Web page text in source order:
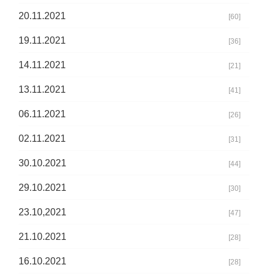
20.11.2021 [60]
19.11.2021 [36]
14.11.2021 [21]
13.11.2021 [41]
06.11.2021 [26]
02.11.2021 [31]
30.10.2021 [44]
29.10.2021 [30]
23.10,2021 [47]
21.10.2021 [28]
16.10.2021 [28]